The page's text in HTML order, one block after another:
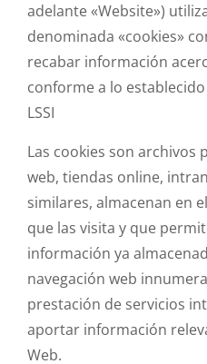
adelante «Website»)
denominada «cookies»
recabar información
conforme a lo
LSSI
Las cookies son archivos
web, tiendas online,
similares, almacenan en
que las visita y que
información ya
navegación web
prestación de servicios
aportar información
Web.